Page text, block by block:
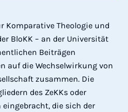
Komparative Theologie und
BloKK – an der Universität
Beiträgen
auf die Wechselwirkung von
zusammen. Die
des ZeKKs oder
die sich der